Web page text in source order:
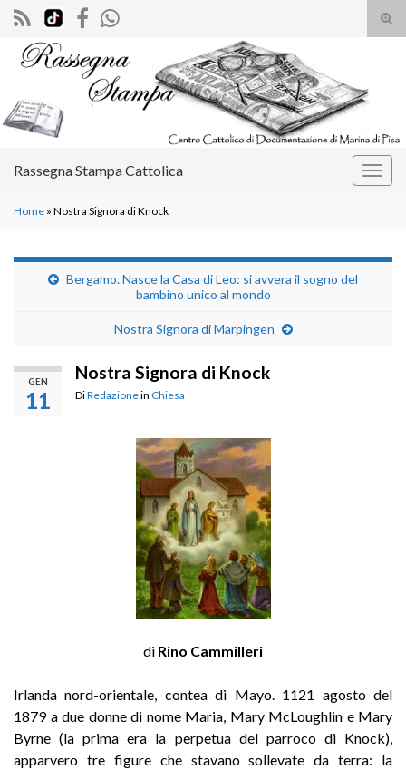
il
Search for:
Rassegna Stampa Cattolica
Home » Nostra Signora di Knock
Bergamo. Nasce la Casa di Leo: si avvera il sogno del
bambino unico al mondo
Nostra Signora di Marpingen
GEN
11
Nostra Signora di Knock
DiRedazionein Chiesa
di Rino Cammilleri
Irlanda nord-orientale, contea di Mayo. 1121 agosto del
1879 a due donne di nome Maria, Mary McLoughlin e Mary
Byrne (la prima era la perpetua del parroco di Knock),
apparvero tre figure che stavano sollevate da terra: la